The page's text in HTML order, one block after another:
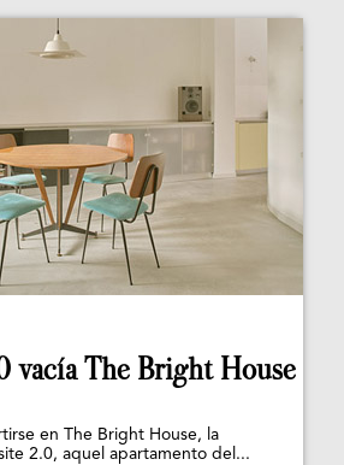
vacía The Bright House
en The Bright House, la
2.0, aquel apartamento del...